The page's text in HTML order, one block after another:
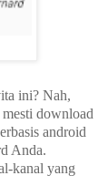
ini? Nah,
download
android
Anda.
kanal yang